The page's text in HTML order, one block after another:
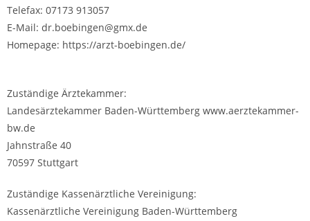
Telefax: 07173 913057
E-Mail: dr.boebingen@gmx.de
Homepage: https://arzt-boebingen.de/
Zuständige Ärztekammer:
Landesärztekammer Baden-Württemberg www.aerztekammer-
bw.de
Jahnstraße 40
70597 Stuttgart
Zuständige Kassenärztliche Vereinigung:
Kassenärztliche Vereinigung Baden-Württemberg